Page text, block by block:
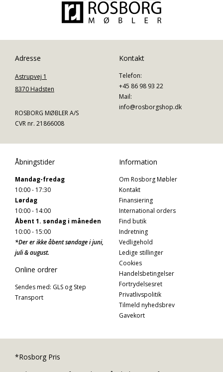
Adresse
Astrupvej 1
8370 Hadsten
ROSBORG MØBLER A/S
CVR nr. 21866008
Kontakt
Telefon:
+45 86 98 93 22
Mail:
info@rosborgshop.dk
Åbningstider
Mandag-fredag
10:00 - 17:30
Lørdag
10:00 - 14:00
Åbent 1. søndag i måneden
10:00 - 15:00
*Der er ikke åbent søndage i juni,
juli & august.
Online ordrer
Sendes med: GLS og Step
Transport
Information
Om Rosborg Møbler
Kontakt
Finansiering
International orders
Find butik
Indretning
Vedligehold
Ledige stillinger
Cookies
Handelsbetingelser
Fortrydelsesret
Privatlivspolitik
Tilmeld nyhedsbrev
Gavekort
*Rosborg Pris